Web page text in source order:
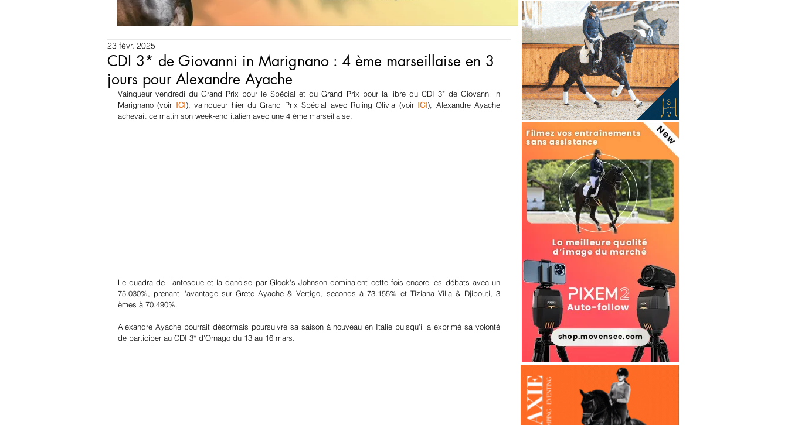
CDI 3* de Giovanni in Marignano : 4 ème marseillaise en 3
jours pour Alexandre Ayache
23 févr. 2025
Vainqueur vendredi du Grand Prix pour le Spécial et du Grand Prix pour la libre du CDI 3* de Giovanni in
Marignano (voir ICI), vainqueur hier du Grand Prix Spécial avec Ruling Olivia (voir ICI), Alexandre Ayache
achevait ce matin son week-end italien avec une 4 ème marseillaise.
Le quadra de Lantosque et la danoise par Glock's Johnson dominaient cette fois encore les débats avec un
75.030%, prenant l'avantage sur Grete Ayache & Vertigo, seconds à 73.155% et Tiziana Villa & Djibouti, 3
èmes à 70.490%.
Alexandre Ayache pourrait désormais poursuivre sa saison à nouveau en Italie puisqu'il a exprimé sa volonté
de participer au CDI 3* d'Ornago du 13 au 16 mars.